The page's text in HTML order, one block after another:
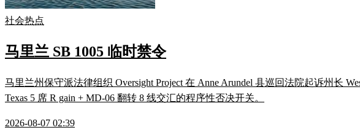
社会热点
马里兰 SB 1005 临时禁令
马里兰州保守派法律组织 Oversight Project 在 Anne Arundel 县巡回法院起诉州长
Texas 5 席 R gain + MD-06 翻转 8 线交汇的程序性否决开关。
2026-08-07 02:39